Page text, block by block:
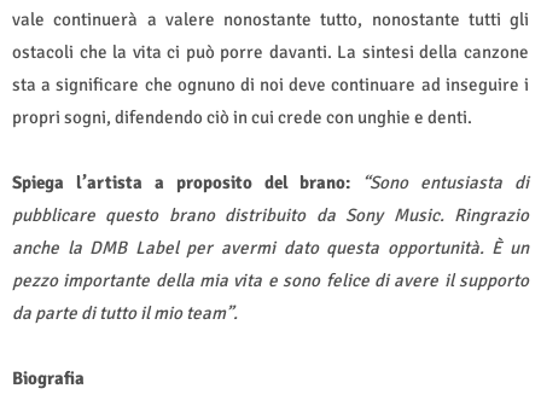
vale continuerà a valere nonostante tutto, nonostante tutti gli
ostacoli che la vita ci può porre davanti. La sintesi della canzone
sta a significare che ognuno di noi deve continuare ad inseguire i
propri sogni, difendendo ciò in cui crede con unghie e denti.
Spiega l’artista a proposito del brano:
“Sono entusiasta di
pubblicare questo brano distribuito da Sony Music. Ringrazio
anche la DMB Label per avermi dato questa opportunità. È un
pezzo importante della mia vita e sono felice di avere il supporto
da parte di tutto il mio team”.
Biografia